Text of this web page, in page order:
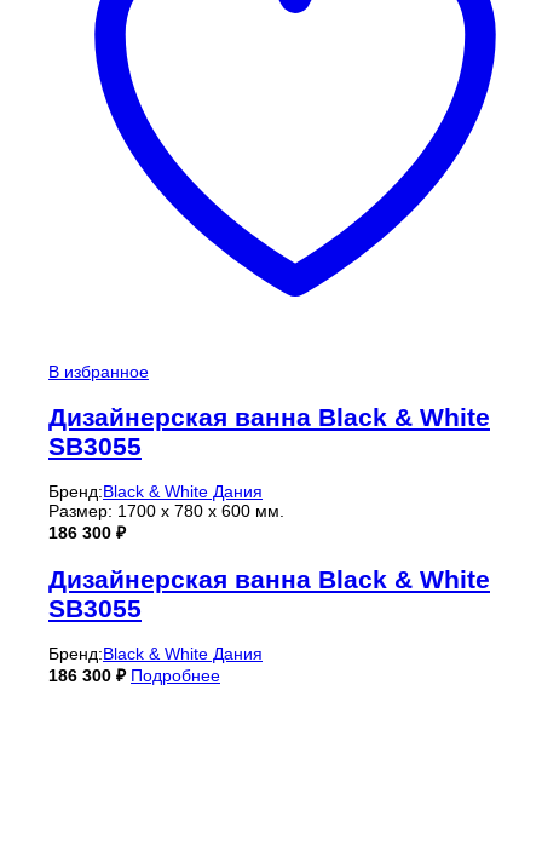
В избранное
Дизайнерская ванна Black & White
SB3055
Бренд:Black & White Дания
Размер: 1700 х 780 х 600 мм.
186 300 ₽
Дизайнерская ванна Black & White
SB3055
Бренд:Black & White Дания
186 300 ₽ Подробнее